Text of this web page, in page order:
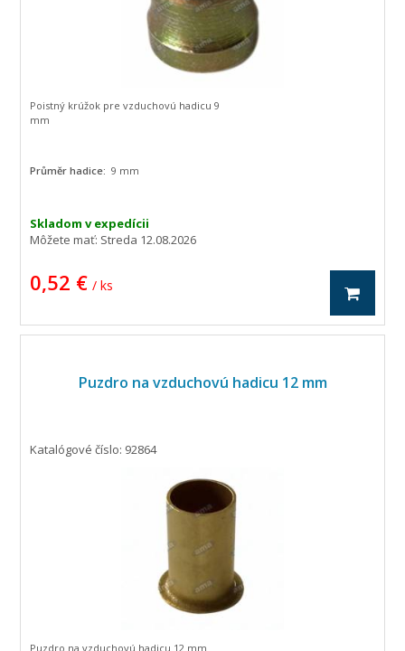
Skladom v expedícii
Môžete mať: Streda 12.08.2026
0,52 € / ks
Poistný krúžok pre vzduchovú hadicu 9
mm
Průměr hadice:9 mm
Puzdro na vzduchovú hadicu 12 mm
Katalógové číslo: 92864
Puzdro na vzduchovú hadicu 12 mm